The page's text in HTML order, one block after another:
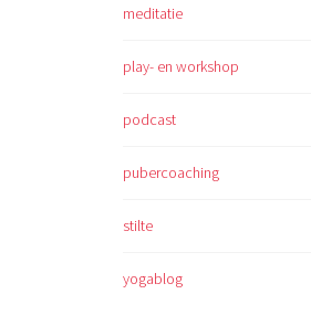
meditatie
play- en workshop
podcast
pubercoaching
stilte
yogablog